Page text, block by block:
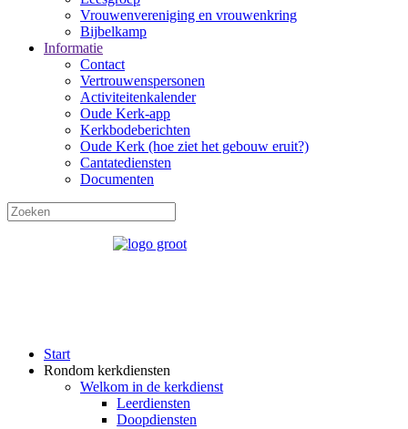
Vrouwenvereniging en vrouwenkring
Bijbelkamp
Informatie
Contact
Vertrouwenspersonen
Activiteitenkalender
Oude Kerk-app
Kerkbodeberichten
Oude Kerk (hoe ziet het gebouw eruit?)
Cantatediensten
Documenten
Start
Rondom kerkdiensten
Welkom in de kerkdienst
Leerdiensten
Doopdiensten